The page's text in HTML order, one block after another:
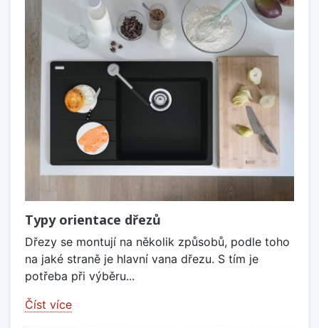
Typy orientace dřezů
Dřezy se montují na několik způsobů, podle toho
na jaké straně je hlavní vana dřezu. S tím je
potřeba při výběru...
Číst více